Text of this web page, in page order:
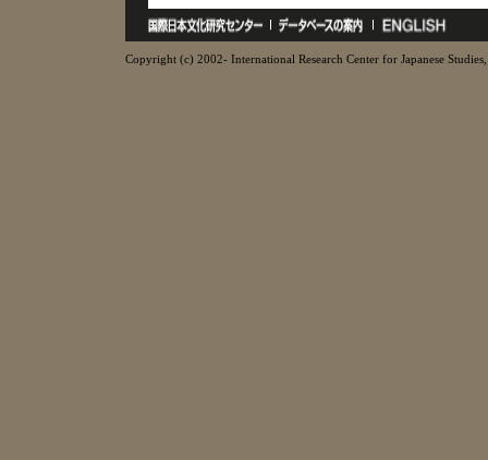
Copyright (c) 2002- International Research Center for Japanese